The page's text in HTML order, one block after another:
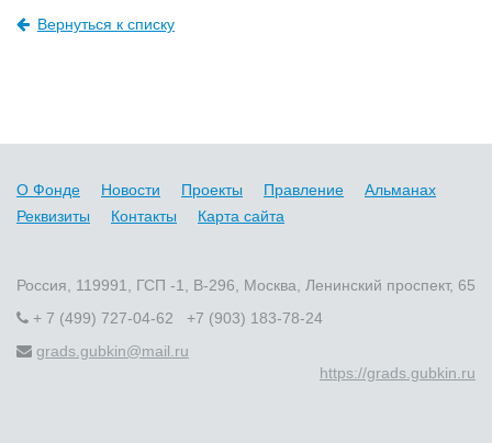
Вернуться к списку
О Фонде Новости Проекты Правление
Альманах
Реквизиты
Контакты Карта сайта
Россия, 119991, ГСП -1, В-296, Москва, Ленинский проспект, 65
+ 7 (499) 727-04-62 +7 (903) 183-78-24
grads.gubkin@mail.ru
https://grads.gubkin.ru